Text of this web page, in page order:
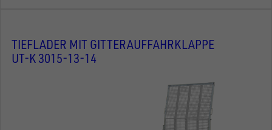
TIEFLADER MIT GITTERAUFFAHRKLAPPE
UT-K 3015-13-14